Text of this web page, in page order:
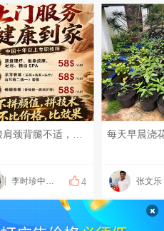
腰酸肩颈背腿不适，可以上门做康复理疗！ 扭伤、脱臼、错位，可以上门做正骨！ 放松、疏通调理，可以上门做足疗、精油和指压按摩！ 采耳、修脚都可以上门服务啦！ 十年以上专职、专业技师！ 服务开始计时，结束下钟！ 明明白白消费，技术质量等同店内！ 地址：钻石岛凯旋门广场 预约热线：0883566234(飞机同号）
4 张文乐